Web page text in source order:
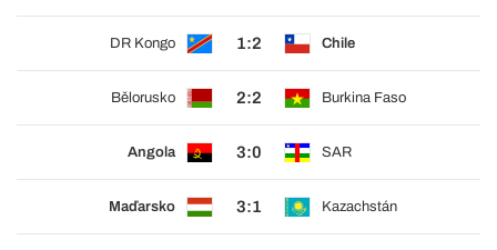
DR Kongo 1:2 Chile
Bělorusko 2:2 Burkina Faso
Angola 3:0 SAR
Maďarsko 3:1 Kazachstán